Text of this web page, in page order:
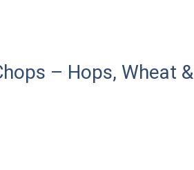
– Hops, Wheat &